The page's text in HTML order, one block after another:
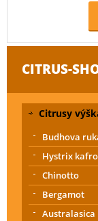
CITRUS-
Citrusy
Budhova
Hystrix
Chinotto
Bergamot
Australasica